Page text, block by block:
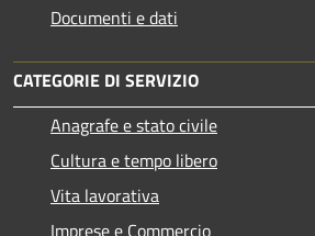
Documenti e dati
CATEGORIE DI SERVIZIO
Anagrafe e stato civile
Cultura e tempo libero
Vita lavorativa
Imprese e Commercio